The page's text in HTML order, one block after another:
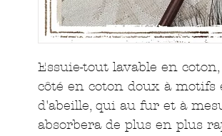
Essuie-tout lavable en
côté en coton doux à
d'abeille, qui au fur et à
absorbera de plus en plus